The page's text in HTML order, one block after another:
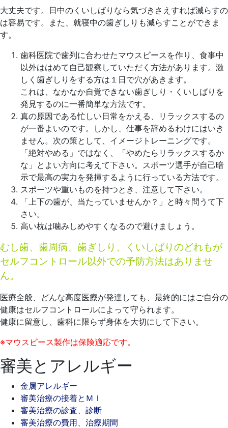
大丈夫です。日中のくいしばりなら気づきさえすれば減らすの
は容易です。また、就寝中の歯ぎしりも減らすことができま
す。
歯科医院で歯列に合わせたマウスピースを作り、食事中
以外ははめて自己観察していただく方法があります。激
しく歯ぎしりをする方は１日で穴があきます。
これは、なかなか自覚できない歯ぎしり・くいしばりを
発見するのに一番簡単な方法です。
真の原因である忙しい日常をかえる、リラックスするの
が一番よいのです。しかし、仕事を辞めるわけにはいき
ません。次の策として、イメージトレーニングです。
「絶対やめる」ではなく、「やめたらリラックスするか
な」とよい方向に考えて下さい。スポーツ選手が自己暗
示で最高の実力を発揮するように行っている方法です。
スポーツや重いものを持つとき、注意して下さい。
「上下の歯が、当たっていませんか？」と時々問うて下
さい。
高い枕は噛みしめやすくなるので避けましょう。
むし歯、歯周病、歯ぎしり、くいしばりのどれもが
セルフコントロール以外での予防方法はありませ
ん。
医療全般、どんな高度医療が発達しても、最終的にはご自分の
健康はセルフコントロールによって守られます。
健康に留意し、歯科に限らず身体を大切にして下さい。
※マウスピース製作は保険適応です。
審美とアレルギー
金属アレルギー
審美治療の接着とＭＩ
審美治療の診査、診断
審美治療の費用、治療期間